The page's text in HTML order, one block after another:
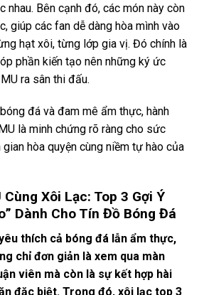
nhau. Bên cạnh đó, các món này còn
giúp các fan dễ dàng hòa mình vào
hạt xôi, từng lớp gia vị. Đó chính là
phần kiến tạo nên những ký ức
ra sân thi đấu.
đá và đam mê ẩm thực, hành
là minh chứng rõ ràng cho sức
hòa quyện cùng niềm tự hào của
Xôi Lạc: Top 3 Gợi Ý
Dành Cho Tín Đồ Bóng Đá
thích cả bóng đá lẫn ẩm thực,
chỉ đơn giản là xem qua màn
viên mà còn là sự kết hợp hài
đặc biệt. Trong đó, xôi lạc top 3